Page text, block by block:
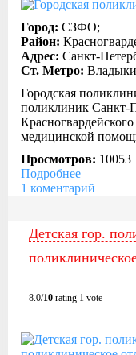
Город: СЗФО;
Район:
Адрес: Санкт-
Ст. Метро:
Городская
поликлиник Санкт-
медицинской
Просмотров: 10053
Подробнее
1 коментарий
Детская гор.
8.0/10 rating 1 vote